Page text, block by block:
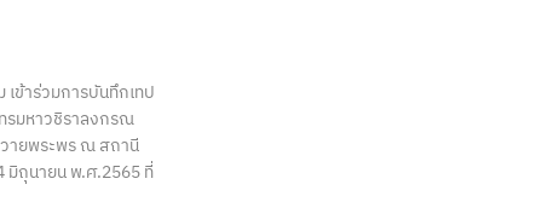
ข้าร่วมการบันทึกเทป
รมหาวชิราลงกรณ
วายพระพร ณ สถานี
มิถุนายน พ.ศ.2565 ที่